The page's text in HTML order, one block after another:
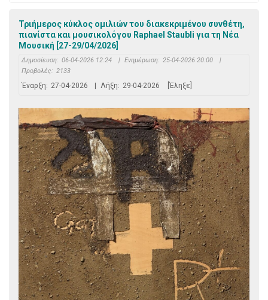
Τριήμερος κύκλος ομιλιών του διακεκριμένου συνθέτη,
πιανίστα και μουσικολόγου Raphael Staubli για τη Νέα
Μουσική [27-29/04/2026]
Δημοσίευση: 06-04-2026 12:24 | Ενημέρωση: 25-04-2026 20:00
|
Προβολές: 2133
Έναρξη: 27-04-2026 | Λήξη: 29-04-2026 [Έληξε]